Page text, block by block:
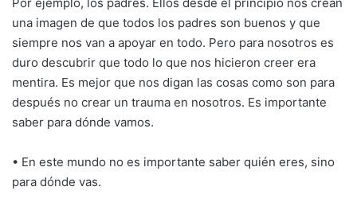
una imagen de que todos los padres son buenos y que
siempre nos van a apoyar en todo. Pero para nosotros es
duro descubrir que todo lo que nos hicieron creer era
mentira. Es mejor que nos digan las cosas como son para
después no crear un trauma en nosotros. Es importante
saber para dónde vamos.
• En este mundo no es importante saber quién eres, sino
para dónde vas.